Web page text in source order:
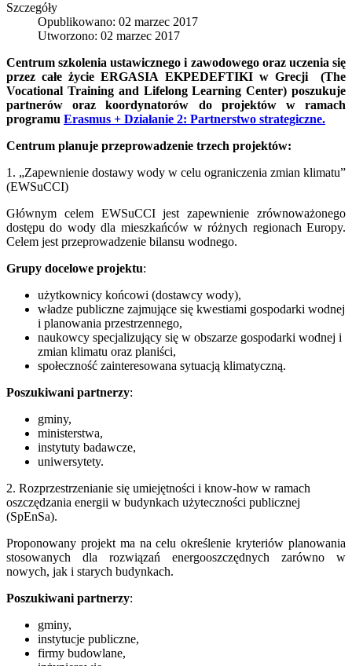
Szczegóły
Opublikowano: 02 marzec 2017
Utworzono: 02 marzec 2017
Centrum szkolenia ustawicznego i zawodowego oraz uczenia się
przez całe życie ERGASIA EKPEDEFTIKI w Grecji (The
Vocational Training and Lifelong Learning Center) poszukuje
partnerów oraz koordynatorów do projektów w ramach
programu Erasmus + Działanie 2: Partnerstwo strategiczne.
Centrum planuje przeprowadzenie trzech projektów:
1. „Zapewnienie dostawy wody w celu ograniczenia zmian klimatu”
(EWSuCCI)
Głównym celem EWSuCCI jest zapewnienie zrównoważonego
dostępu do wody dla mieszkańców w różnych regionach Europy.
Celem jest przeprowadzenie bilansu wodnego.
Grupy docelowe projektu:
użytkownicy końcowi (dostawcy wody),
władze publiczne zajmujące się kwestiami gospodarki wodnej
i planowania przestrzennego,
naukowcy specjalizujący się w obszarze gospodarki wodnej i
zmian klimatu oraz planiści,
społeczność zainteresowana sytuacją klimatyczną.
Poszukiwani partnerzy:
gminy,
ministerstwa,
instytuty badawcze,
uniwersytety.
2. Rozprzestrzenianie się umiejętności i know-how w ramach
oszczędzania energii w budynkach użyteczności publicznej
(SpEnSa).
Proponowany projekt ma na celu określenie kryteriów planowania
stosowanych dla rozwiązań energooszczędnych zarówno w
nowych, jak i starych budynkach.
Poszukiwani partnerzy:
gminy,
instytucje publiczne,
firmy budowlane,